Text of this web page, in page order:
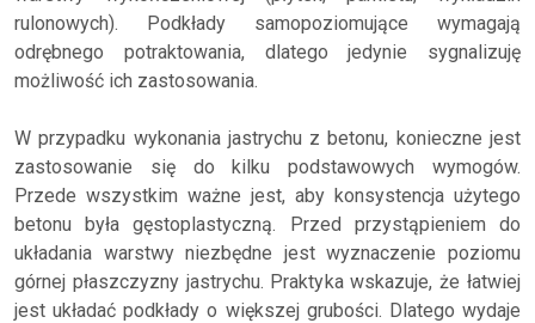
rulonowych). Podkłady samopoziomujące wymagają
odrębnego potraktowania, dlatego jedynie sygnalizuję
możliwość ich zastosowania.
W przypadku wykonania jastrychu z betonu, konieczne jest
zastosowanie się do kilku podstawowych wymogów.
Przede wszystkim ważne jest, aby konsystencja użytego
betonu była gęstoplastyczną. Przed przystąpieniem do
układania warstwy niezbędne jest wyznaczenie poziomu
górnej płaszczyzny jastrychu. Praktyka wskazuje, że łatwiej
jest układać podkłady o większej grubości. Dlatego wydaje